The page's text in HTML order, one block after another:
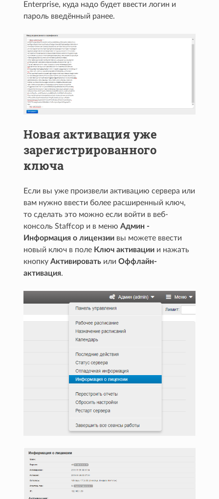
Enterprise, куда надо будет ввести логин и
пароль введённый ранее.
Новая активация уже
зарегистрированного
ключа
Если вы уже произвели активацию сервера или
вам нужно ввести более расширенный ключ,
то сделать это можно если войти в веб-
консоль Staffcop и в менюАдмин -
Информация о лицензии вы можете ввести
новый ключ в поле Ключ активации и нажать
кнопкуАктивировать илиОффлайн-
активация.